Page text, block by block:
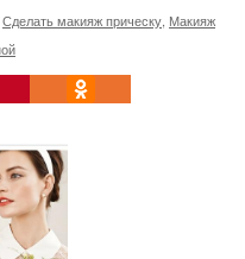
Сделать макияж прическу Макияж